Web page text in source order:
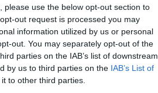
use the below opt-out section to
out request is processed you may
information utilized by us or personal
out. You may separately opt-out of the
parties on the IAB’s list of downstream
by us to third parties on the IAB’s List of
to other third parties.
è portatrice e
importanza. O forse
scemenza e il cuore
persino ciò che
lo fanno, ne sono
non si sa se porta
accolto il suo cuore e